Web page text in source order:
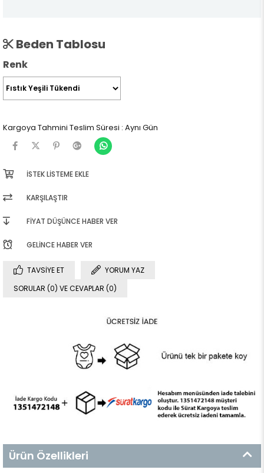
Beden Tablosu
Renk
Kargoya Tahmini Teslim Süresi : Aynı Gün
İSTEK LISTEME EKLE
KARŞILAŞTIR
FIYAT DÜŞÜNCE HABER VER
GELINCE HABER VER
TAVSIYE ET
YORUM YAZ
SORULAR (0) VE CEVAPLAR (0)
Ürün Özellikleri